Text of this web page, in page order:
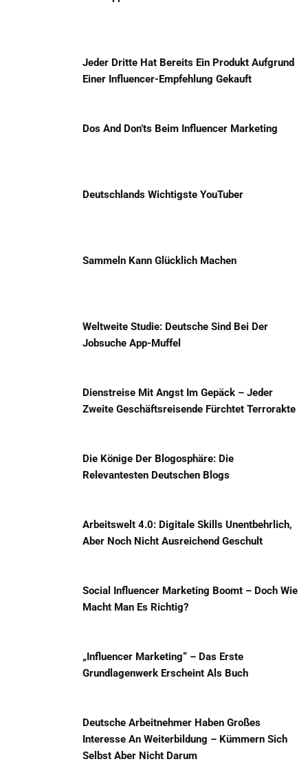
Jeder Dritte Hat Bereits Ein Produkt Aufgrund
Einer Influencer-Empfehlung Gekauft
Dos And Don’ts Beim Influencer Marketing
Deutschlands Wichtigste YouTuber
Sammeln Kann Glücklich Machen
Weltweite Studie: Deutsche Sind Bei Der
Jobsuche App-Muffel
Dienstreise Mit Angst Im Gepäck – Jeder
Zweite Geschäftsreisende Fürchtet Terrorakte
Die Könige Der Blogosphäre: Die
Relevantesten Deutschen Blogs
Arbeitswelt 4.0: Digitale Skills Unentbehrlich,
Aber Noch Nicht Ausreichend Geschult
Social Influencer Marketing Boomt – Doch Wie
Macht Man Es Richtig?
„Influencer Marketing“ – Das Erste
Grundlagenwerk Erscheint Als Buch
Deutsche Arbeitnehmer Haben Großes
Interesse An Weiterbildung – Kümmern Sich
Selbst Aber Nicht Darum